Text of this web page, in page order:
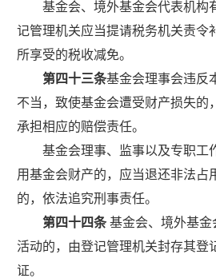
基金会、境外基金会代表机构
记管理机关应当提请税务机关责令
所享受的税收减免。
第四十三条基金会理事会违反
不当，致使基金会遭受财产损失的
承担相应的赔偿责任。
基金会理事、监事以及专职工
用基金会财产的，应当退还非法占
的，依法追究刑事责任。
第四十四条基金会、境外基
活动的，由登记管理机关封存其登
证。